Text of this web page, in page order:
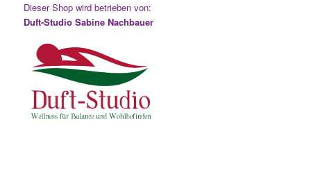
Dieser Shop wird betrieben von:
Duft-Studio Sabine Nachbauer